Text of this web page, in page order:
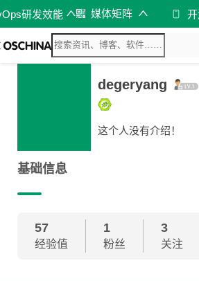
研发效能 媒体矩阵
degeryang
这个人没有介绍！
基础信息
57
经验值
1
粉丝
3
关注